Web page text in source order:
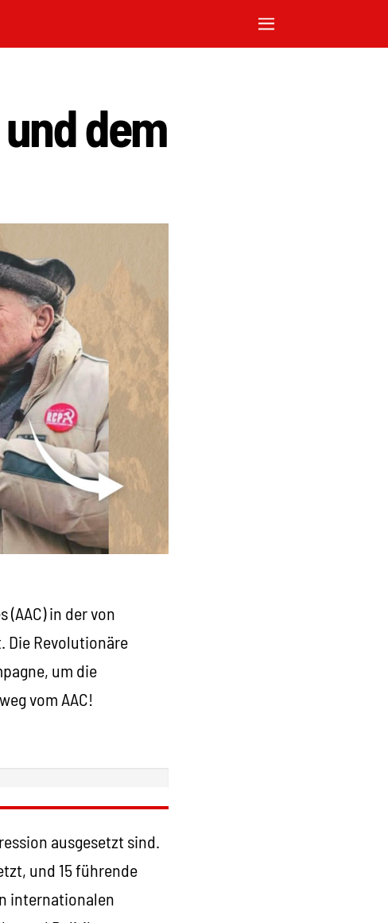
dem
in der von
Die Revolutionäre
um die
vom AAC!
ausgesetzt sind.
und 15 führende
internationalen